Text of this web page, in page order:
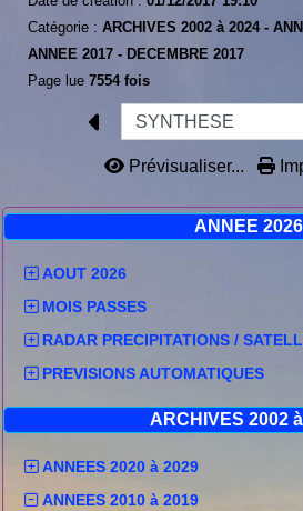
ANNEE 2026
AOUT 2026
MOIS PASSES
RADAR PRECIPITATIONS /
PREVISIONS AUTOMATIQUES
ARCHIVES 2002
ANNEES 2020 à 2029
ANNEES 2010 à 2019
Catégorie : ARCHIVES 2002 à 2024 -
ANNEE 2017 - DECEMBRE 2017
Page lue 7554 fois
Prévisualiser...